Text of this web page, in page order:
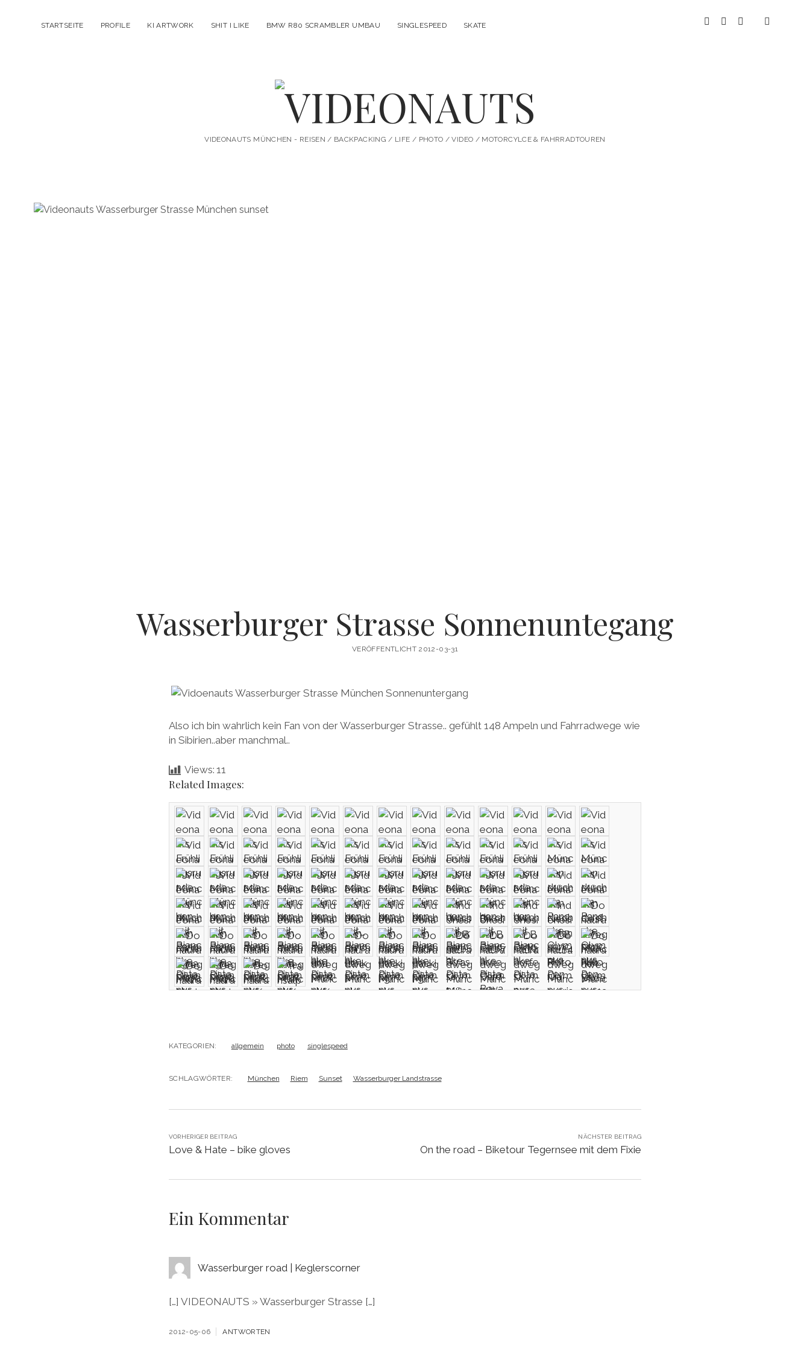
STARTSEITE PROFILE KI ARTWORK SHIT I LIKE BMW R80 SCRAMBLER UMBAU SINGLESPEED SKATE instagram
youtubespotify
VIDEONAUTS
VIDEONAUTS MÜNCHEN - REISEN / BACKPACKING / LIFE / PHOTO / VIDEO / MOTORCYLCE & FAHRRADTOUREN
Wasserburger Strasse Sonnenuntegang
VERÖFFENTLICHT 2012-03-31
Also ich bin wahrlich kein Fan von der Wasserburger Strasse.. gefühlt 148 Ampeln und Fahrradwege wie
in Sibirien..aber manchmal..
Views: 11
Related Images:
KATEGORIEN: allgemein photo singlespeed
SCHLAGWÖRTER: München Riem Sunset Wasserburger Landstrasse
VORHERIGER BEITRAG
Love & Hate – bike gloves
NÄCHSTER BEITRAG
On the road – Biketour Tegernsee mit dem Fixie
Ein Kommentar
Wasserburger road | Keglerscorner
[…] VIDEONAUTS » Wasserburger Strasse […]
2012-05-06 ANTWORTEN